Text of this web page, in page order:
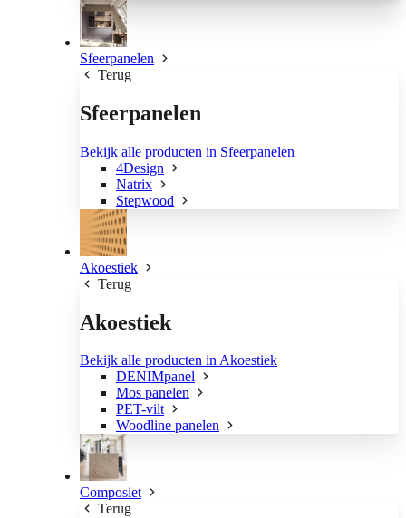
Sfeerpanelen
Terug
Sfeerpanelen
Bekijk alle producten in Sfeerpanelen
4Design
Natrix
Stepwood
Akoestiek
Terug
Akoestiek
Bekijk alle producten in Akoestiek
DENIMpanel
Mos panelen
PET-vilt
Woodline panelen
Composiet
Terug